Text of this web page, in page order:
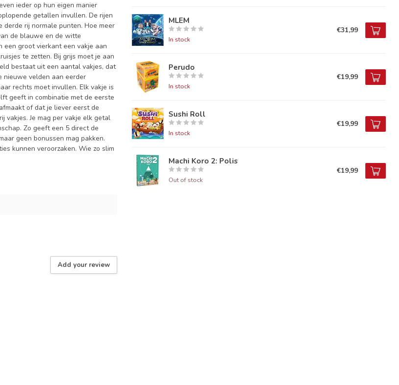
ieder op hun eigen manier
getallen invullen. De rijen
rij normale punten. Hoe meer
de blauwe en de witte
een groot vierkant een vakje aan
te zetten. Bij grijs moet je aan
bestaat uit een aantal vakjes, dat
nieuwe velden aan eerder
rechts moet invullen. Elk vakje is
geeft in combinatie met de eerste
of dat je liever eerst de
vakjes. Je mag per vakje elk getal
Zo geeft een 5 direct de
geen bonussen mag pakken.
kunnen veroorzaken. Wie zo slim
Add your review
MLEM
In stock
€31,99
Perudo
In stock
€19,99
Sushi Roll
In stock
€19,99
Machi Koro 2: Polis
Out of stock
€19,99